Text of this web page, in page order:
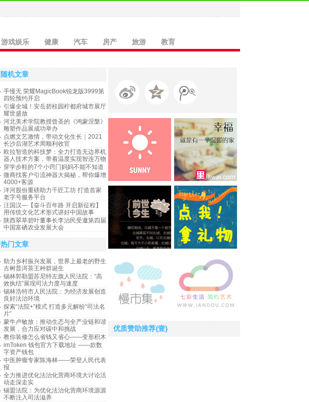
游戏娱乐 健康 汽车 房产 旅游 教育
随机文章
手慢无 荣耀MagicBook锐龙版3999第
四轮预约开启
引爆全城！安岳碧桂园柠都府城市展厅
耀世盛放
河北美术学院教授曾圣的《鸿蒙涅槃》
雕塑作品展成功举办
点燃文艺激情，带动文化生长｜2021
长沙后湖艺术周顺利收官
欧拉智造的科技梦：全力打造无边界机
器人技术方案，带着温度实现智连万物
穿学步鞋的7个小窍门妈妈不能不知道
微商找客户引流神器大揭秘，帮你爆增
4000+客源
洋河股份重磅助力千匠工坊 打造首家
老字号服务平台
汪国汉—【奋斗百年路 开启新征程】
用传统文化艺术形式讲好中国故事
陕西翠草碧叶董事长李治民受邀第四届
中国富硒农业发展大会
热门文章
助力乡村振兴发展，世界上最老的野生
古树普洱茶王种群诞生
锡林郭勒盟苏尼特左旗人民法院：“高
效执结”展现司法力度与速度
锡林浩特市人民法院：为经济发展创造
良好法治环境
探索“法院+”模式 打造多元解纷“司法名
片”
蒙牛卢敏放：推动生态与全产业链和谐
发展，合力应对碳中和挑战
教你装修怎么省钱又省心——变形积木
imToken 钱包官方下载地址 ——款数
字资产钱包
中医肿瘤专家陈海林——荣登人民代表
报
全力推进优化法治化营商环境大讨论活
动走深走实
锡盟法院：为优化法治化营商环境源源
不断注入司法滋养
优质赞助推荐{壹}